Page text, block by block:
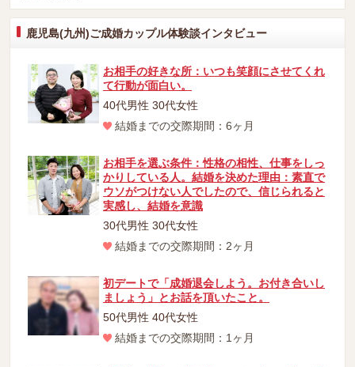
鹿児島(九州)ご成婚カップル体験談インタビュー
お相手の好きな所：いつも笑顔にさせてくれ
て行動が面白い。
40代男性 30代女性
結婚までの交際期間：6ヶ月
お相手を選ぶ条件：性格の相性、仕事をしっ
かりしている人。結婚を決めた理由：素直で
ウソがつけない人でしたので、信じられると
実感し、結婚を意識
30代男性 30代女性
結婚までの交際期間：2ヶ月
初デートで「成婚退会しよう。お付き合いし
ましょう」とお話を頂いたこと。
50代男性 40代女性
結婚までの交際期間：1ヶ月